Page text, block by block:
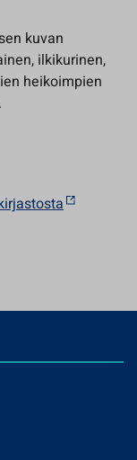
kuvan
ilkikurinen,
heikoimpien